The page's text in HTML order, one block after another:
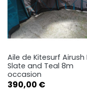
Aile de Kitesurf Airush
Slate and Teal 8m
occasion
Prix
390,00 €